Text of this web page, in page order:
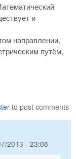
и
направлении,
путём,
to post comments
2013 - 23:08